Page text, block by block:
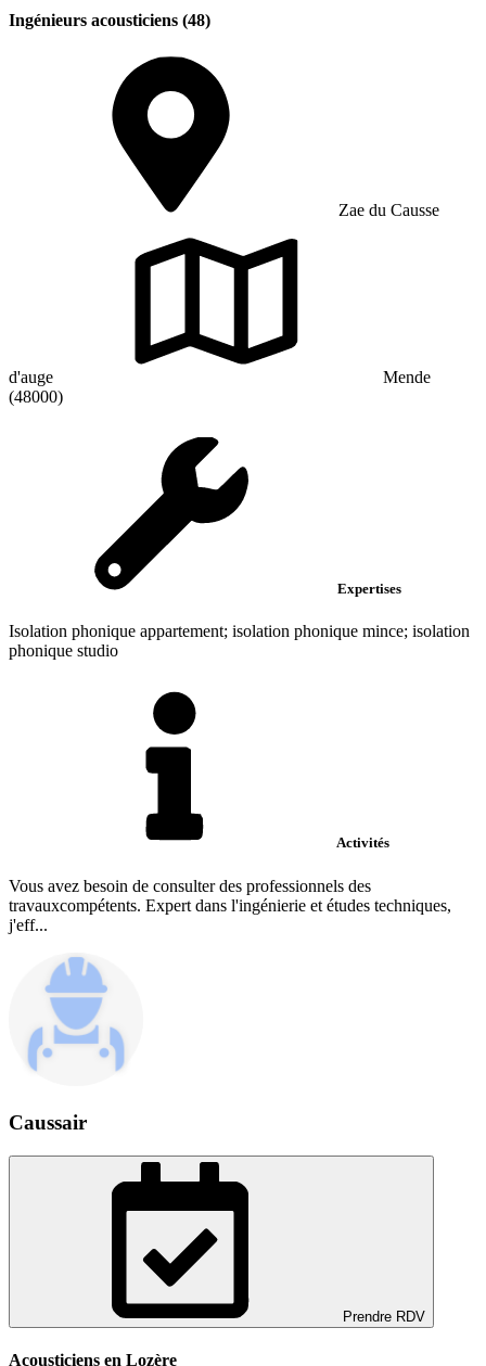
Ingénieurs acousticiens (48)
Zae du Causse
d'auge
Mende
(48000)
Expertises
Isolation phonique appartement; isolation phonique mince; isolation
phonique studio
Activités
Vous avez besoin de consulter des professionnels des
travauxcompétents. Expert dans l'ingénierie et études techniques,
j'eff...
Caussair
Prendre RDV
Acousticiens en Lozère